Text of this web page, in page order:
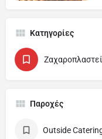
Κατηγορίες
Παροχές
Outside